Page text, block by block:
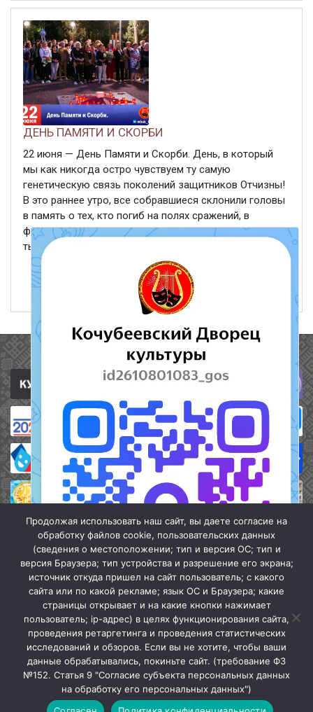
Мы в МАХ
Закрыть
ДЕНЬ ПАМЯТИ И СКОРБИ
22 июня — День Памяти и Скорби. День, в который
мы как никогда остро чувствуем ту самую
генетическую связь поколений защитников Отчизны!
В это раннее утро, все собравшиеся склонили головы
в память о тех, кто погиб на полях сражений, в
фашистских концлагерях. Благодарим тружеников
тыла, ...
Полезные ссылки
«Кочубеевская централизованная клубная система» © 2026
Продолжая использовать наш сайт, вы даете согласие на
обработку файлов cookie, пользовательских данных
(сведения о местоположении; тип и версия ОС; тип и
версия Браузера; тип устройства и разрешение его экрана;
источник откуда пришел на сайт пользователь; с какого
сайта или по какой рекламе; язык ОС и Браузера; какие
страницы открывает и на какие кнопки нажимает
пользователь; ip-адрес) в целях функционирования сайта,
проведения ретаргетинга и проведения статистических
исследований и обзоров. Если вы не хотите, чтобы ваши
данные обрабатывались, покиньте сайт. (требование ФЗ
№152. Статья 9 "Согласие субъекта персональных данных
на обработку его персональных данных")